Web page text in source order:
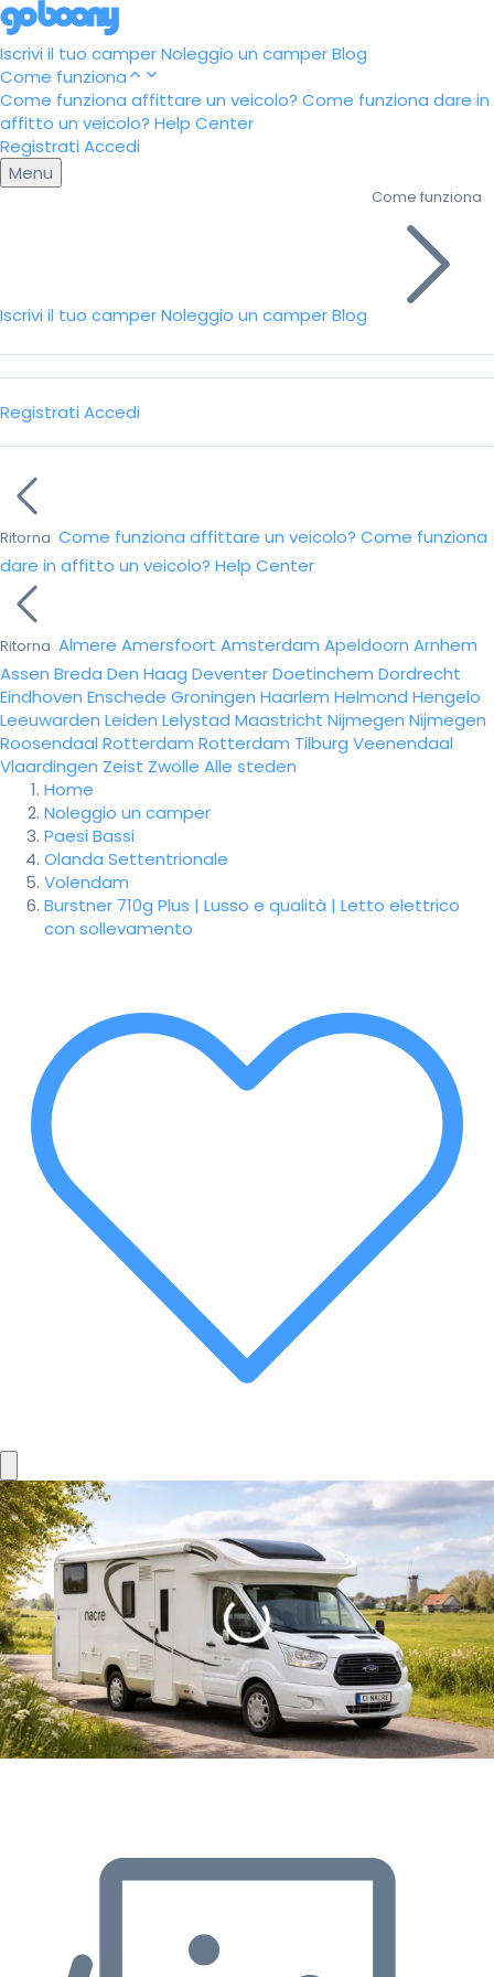
Iscrivi il tuo camperNoleggio un camperBlog
Come funziona
Come funziona affittare un veicolo? Come funziona dare in
affitto un veicolo? Help Center
Registrati Accedi
Menu
Iscrivi il tuo camperNoleggio un camperBlog
Come funziona
Registrati Accedi
Ritorna Come funziona affittare un veicolo? Come funziona
dare in affitto un veicolo? Help Center
Ritorna Almere Amersfoort Amsterdam Apeldoorn Arnhem
Assen Breda Den Haag DeventerDoetinchem Dordrecht
Eindhoven Enschede Groningen Haarlem Helmond Hengelo
Leeuwarden Leiden Lelystad Maastricht Nijmegen Nijmegen
Roosendaal Rotterdam Rotterdam Tilburg Veenendaal
Vlaardingen Zeist Zwolle Alle steden
Home
Noleggio un camper
Paesi Bassi
Olanda Settentrionale
Volendam
Burstner 710g Plus | Lusso e qualità | Letto elettrico
con sollevamento